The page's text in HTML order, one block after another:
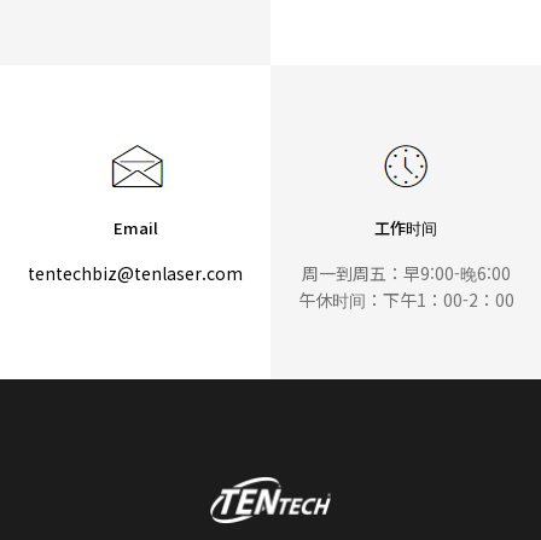
Email
tentechbiz@tenlaser.com
工作时间
周一到周五：早9:00-晚6:00
午休时间：下午1：00-2：00